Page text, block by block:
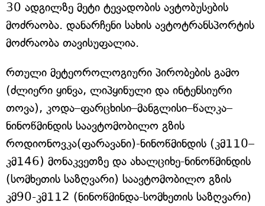
30 ადგილზე მეტი ტევადობის ავტობუსების
მოძრაობა. დანარჩენი სახის ავტოტრანსპორტის
მოძრაობა თავისუფალია.
რთული მეტეოროლოგიური პირობების გამო
(ძლიერი ყინვა, ლიპყინული და ინტენსიური
თოვა), კოდა–ფარცხისი–მანგლისი–წალკა–
ნინოწმინდის საავტომობილო გზის
როდიონოვკა(ფარავანი)-ნინოწმინდის (კმ110–
კმ146) მონაკვეთზე და ახალციხე-ნინოწმინდის
(სომხეთის საზღვარი) საავტომობილო გზის
კმ90-კმ112 (ნინოწმინდა-სომხეთის საზღვარი)